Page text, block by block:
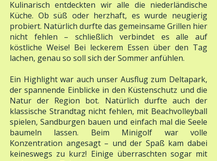
Küche. Ob süß oder herzhaft, es wurde neugierig
probiert. Natürlich durfte das gemeinsame Grillen hier
nicht fehlen – schließlich verbindet es alle auf
köstliche Weise! Bei leckerem Essen über den Tag
lachen, genau so soll sich der Sommer anfühlen.
der spannende Einblicke in den Küstenschutz und die
Natur der Region bot. Natürlich durfte auch der
klassische Strandtag nicht fehlen, mit Beachvolleyball
spielen, Sandburgen bauen und einfach mal die Seele
baumeln lassen. Beim Minigolf war volle
Konzentration angesagt – und der Spaß kam dabei
keineswegs zu kurz! Einige überraschten sogar mit
verborgenen Talenten.